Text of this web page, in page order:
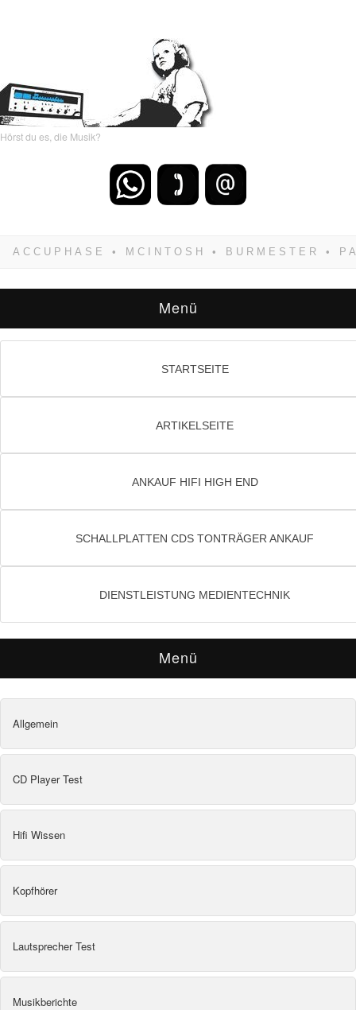
Hörst du es, die Musik?
zwangsläufig siegen! Und noch was: Hifi
Menü
STARTSEITE
ARTIKELSEITE
ANKAUF HIFI HIGH END
SCHALLPLATTEN CDS TONTRÄGER ANKAUF
DIENSTLEISTUNG MEDIENTECHNIK
Menü
Allgemein
CD Player Test
Hifi Wissen
Kopfhörer
Lautsprecher Test
Musikberichte